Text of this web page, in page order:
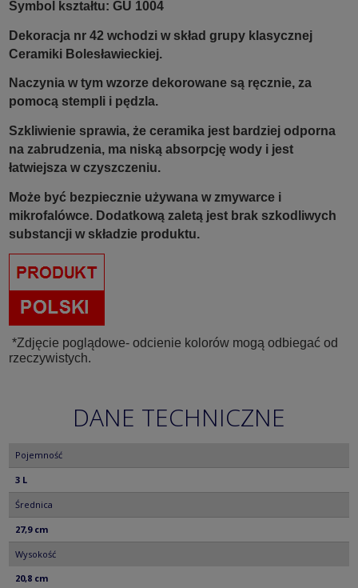
Symbol kształtu: GU 1004
Dekoracja nr 42 wchodzi w skład grupy klasycznej
Ceramiki Bolesławieckiej.
Naczynia w tym wzorze dekorowane są ręcznie, za
pomocą stempli i pędzla.
Szkliwienie sprawia, że ceramika jest bardziej odporna
na zabrudzenia, ma niską absorpcję wody i jest
łatwiejsza w czyszczeniu.
Może być bezpiecznie używana w zmywarce i
mikrofalówce. Dodatkową zaletą jest brak szkodliwych
substancji w składzie produktu.
*Zdjęcie poglądowe- odcienie kolorów mogą odbiegać od
rzeczywistych.
DANE TECHNICZNE
Pojemność
3 L
Średnica
27,9 cm
Wysokość
20,8 cm